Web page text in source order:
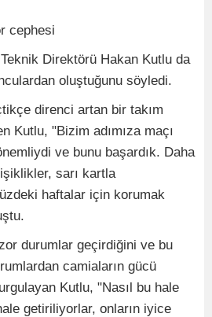
cephesi
Direktörü Hakan Kutlu da
oluştuğunu söyledi.
direnci artan bir takım
Kutlu, "Bizim adımıza maçı
ve bunu başardık. Daha
sarı kartla
haftalar için korumak
durumlar geçirdiğini ve bu
camiaların gücü
Kutlu, "Nasıl bu hale
getiriliyorlar, onların iyice